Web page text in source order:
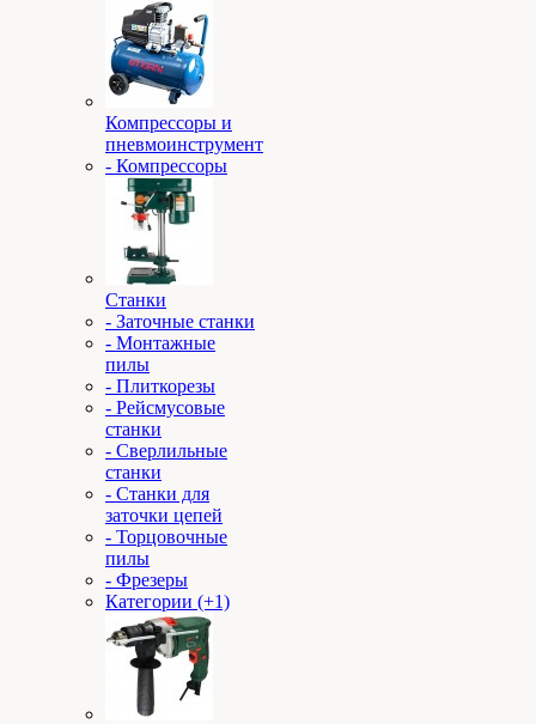
Компрессоры и
пневмоинструмент
- Компрессоры
Станки
- Заточные станки
- Монтажные
пилы
- Плиткорезы
- Рейсмусовые
станки
- Сверлильные
станки
- Станки для
заточки цепей
- Торцовочные
пилы
- Фрезеры
Категории (+1)